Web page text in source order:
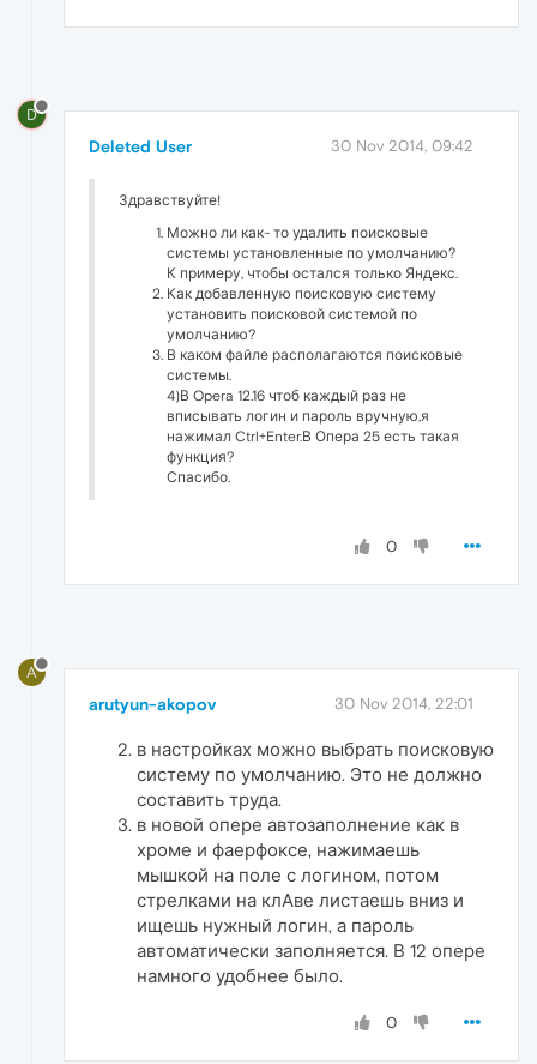
D
Deleted User 30 Nov 2014, 09:42
Здравствуйте!
Можно ли как- то удалить поисковые
системы установленные по умолчанию?
К примеру, чтобы остался только Яндекс.
Как добавленную поисковую систему
установить поисковой системой по
умолчанию?
В каком файле располагаются поисковые
системы.
4)В Opera 12.16 чтоб каждый раз не
вписывать логин и пароль вручную,я
нажимал Ctrl+Enter.В Опера 25 есть такая
функция?
Спасибо.
0
A
arutyun-akopov 30 Nov 2014, 22:01
в настройках можно выбрать поисковую
систему по умолчанию. Это не должно
составить труда.
в новой опере автозаполнение как в
хроме и фаерфоксе, нажимаешь
мышкой на поле с логином, потом
стрелками на клАве листаешь вниз и
ищешь нужный логин, а пароль
автоматически заполняется. В 12 опере
намного удобнее было.
0